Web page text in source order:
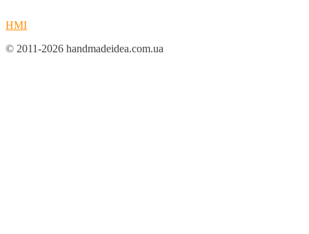
HMI
© 2011-2026 handmadeidea.com.ua